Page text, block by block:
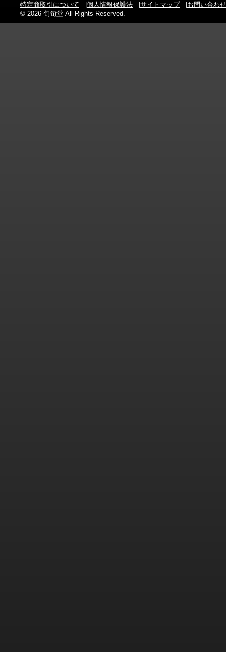
特定商取引について 個人情報保護法 サイトマップ| お問い合わせ
© 2026 旬旬堂 All Rights Reserved.